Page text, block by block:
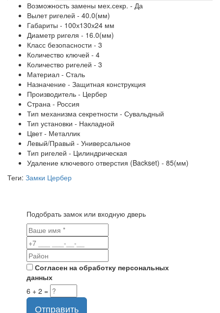
Возможность замены мех.секр. - Да
Вылет ригелей - 40.0(мм)
Габариты - 100х130х24 мм
Диаметр ригеля - 16.0(мм)
Класс безопасности - 3
Количество ключей - 4
Количество ригелей - 3
Материал - Сталь
Назначение - Защитная конструкция
Производитель - Цербер
Страна - Россия
Тип механизма секретности - Сувальдный
Тип установки - Накладной
Цвет - Металлик
Левый/Правый - Универсальное
Тип ригелей - Цилиндрическая
Удаление ключевого отверстия (Backset) - 85(мм)
Теги: Замки Цербер
Подобрать замок или входную дверь
Согласен на обработку персональных
данных
6 + 2 =
Отправить